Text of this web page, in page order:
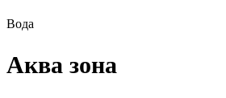
Вода
Аква зона